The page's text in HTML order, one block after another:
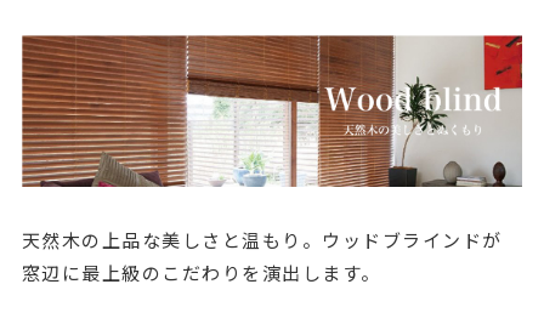
製品をさがす
店舗をさがす
私たちのこだわり
天然木の上品な美しさと温もり。ウッドブラインドが
窓辺に最上級のこだわりを演出します。